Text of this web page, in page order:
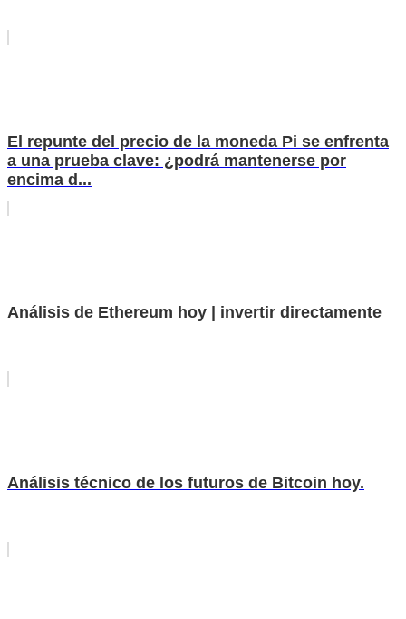
El repunte del precio de la moneda Pi se enfrenta
a una prueba clave: ¿podrá mantenerse por
encima d...
Análisis de Ethereum hoy | invertir directamente
Análisis técnico de los futuros de Bitcoin hoy.